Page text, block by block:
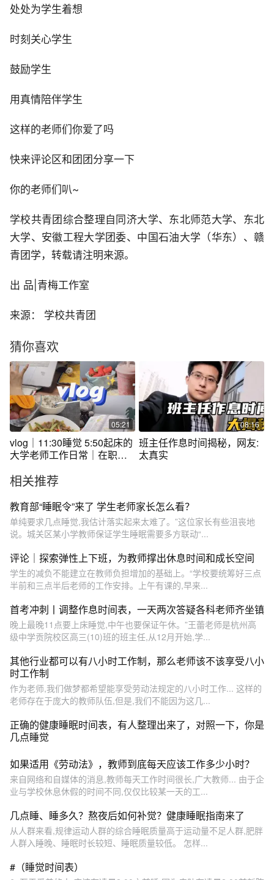
处处为学生着想
时刻关心学生
鼓励学生
用真情陪伴学生
这样的老师们你爱了吗
快来评论区和团团分享一下
你的老师们叭~
学校共青团综合整理自同济大学、东北师范大学、东北
大学、安徽工程大学团委、中国石油大学（华东）、赣
青团学，转载请注明来源。
出 品|青梅工作室
来源： 学校共青团
猜你喜欢
05:21
vlog｜11:30睡觉 5:50起床的
大学老师工作日常｜在职备
08:16
班主任作息时间揭秘，网友:
太真实
相关推荐
教育部“睡眠令”来了 学生老师家长怎么看？
单纯要求几点睡觉,我估计落实起来太难了。”这位家长有些沮丧地
说。城关区某小学教师保证学生睡眠需要多方联动“...
评论｜探索弹性上下班，为教师撑出休息时间和成长空间
学生的减负不能建立在教师负担增加的基础上。“学校要统筹好三点
半前和三点半后老师的工作安排。上午有课的,早来...
首考冲刺丨​调整作息时间表，一天两次答疑各科老师齐坐镇
晚上最晚11点要上床睡觉,中午也要保证午休。”王蕾老师是杭州高
级中学贡院校区高三(10)班的班主任,从12月开始,学...
其他行业都可以有八小时工作制，那么老师该不该享受八小
时工作制
作为老师,我们做梦都希望能享受劳动法规定的八小时工作... 这样的
老师存在于庞大的教师队伍,但是,我们不能因为这几...
正确的健康睡眠时间表，有人整理出来了，对照一下，你是
几点睡觉
如果适用《劳动法》，教师到底每天应该工作多少小时？
来自网络和自媒体的消息,教师每天工作时间很长,广大教师... 由于企
业与学校休息休假的时间不同,仅仅比较某一天的工...
几点睡、睡多久？熬夜后如何补觉？健康睡眠指南来了
从人群来看,规律运动人群的综合睡眠质量高于运动量不足人群,肥胖
人群入睡晚、睡眠时长较短、睡眠质量较低。 怎样...
#（睡觉时间表）